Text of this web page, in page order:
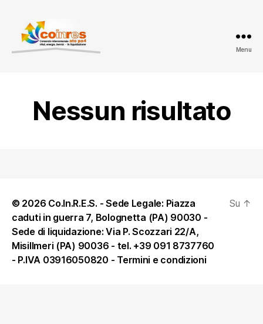
Amministrazione
trasparente
Menu
Nessun risultato
© 2026 Co.In.R.E.S. - Sede Legale: Piazza
caduti in guerra 7, Bolognetta (PA) 90030 -
Sede di liquidazione: Via P. Scozzari 22/A,
Misillmeri (PA) 90036 - tel. +39 091 8737760
- P.IVA 03916050820 - Termini e condizioni
Su ↑